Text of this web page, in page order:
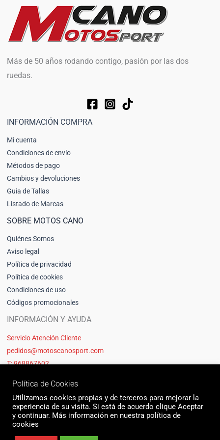
Más de 50 años rodando contigo, pasión por las dos
ruedas.
INFORMACIÓN COMPRA
Mi cuenta
Condiciones de envío
Métodos de pago
Cambios y devoluciones
Guia de Tallas
Listado de Marcas
SOBRE MOTOS CANO
Quiénes Somos
Aviso legal
Política de privacidad
Política de cookies
Condiciones de uso
Códigos promocionales
INFORMACIÓN Y AYUDA
Servicio Atención Cliente
pedidos@motoscanosport.com
T: 968867602
Política de Cookies
Utilizamos cookies propias y de terceros para mejorar la
experiencia de su visita. Si está de acuerdo clique Aceptar
y continuar. Más información en nuestra política de
cookies